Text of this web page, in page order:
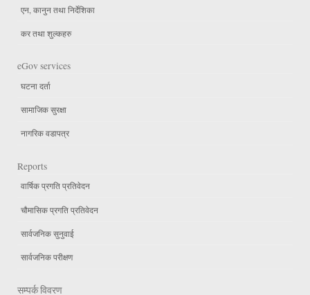
एन, कानुन तथा निर्देशिका
कर तथा शुल्कहरु
eGov services
घटना दर्ता
सामाजिक सुरक्षा
नागरिक वडापत्र
Reports
वार्षिक प्रगति प्रतिवेदन
चौमासिक प्रगति प्रतिवेदन
सार्वजनिक सुनुवाई
सार्वजनिक परीक्षण
सम्पर्क विवरण